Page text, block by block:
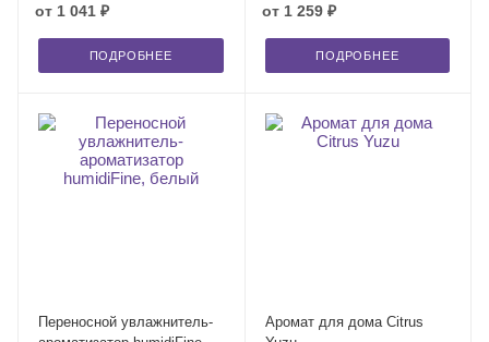
от 1 041 ₽
ПОДРОБНЕЕ
от 1 259 ₽
ПОДРОБНЕЕ
Переносной увлажнитель-
Аромат для дома Citrus